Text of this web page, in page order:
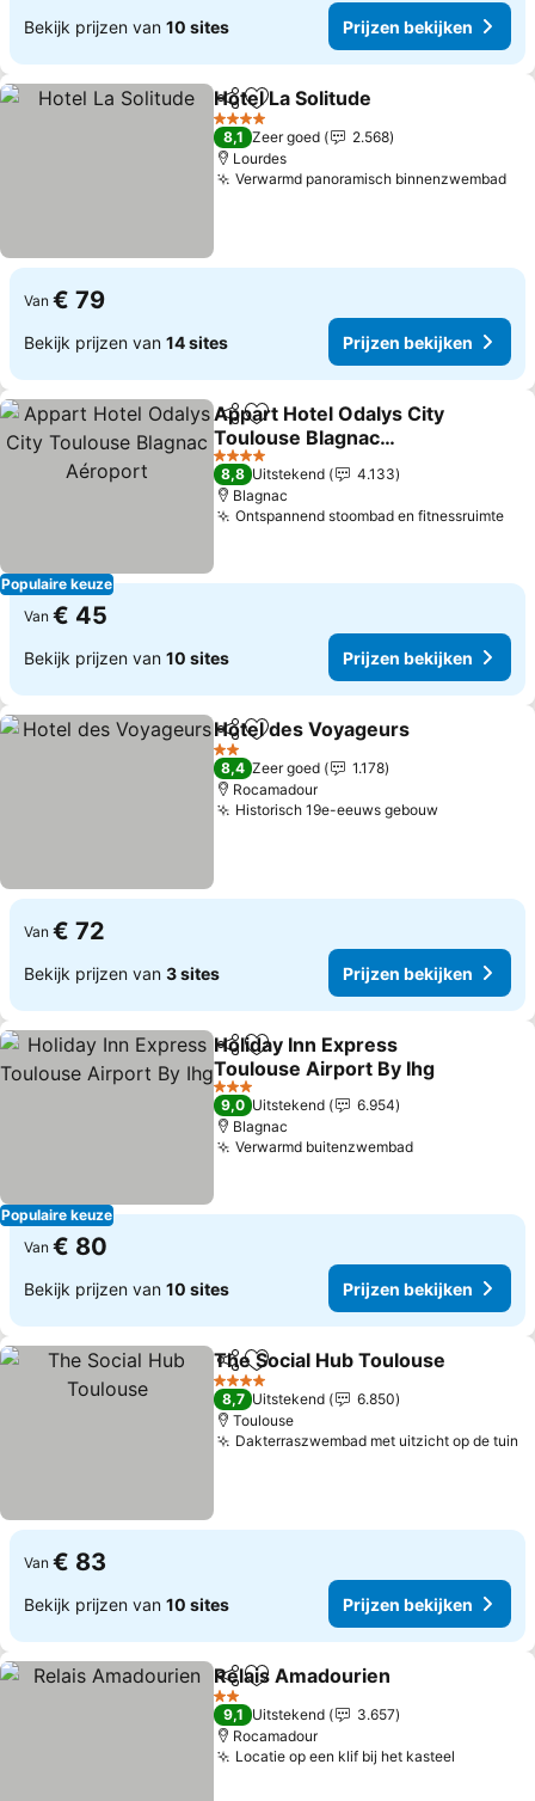
Bekijk prijzen van 10 sites Prijzen bekijken
DelenToevoegen aan favorieten
Hotel La Solitude
4 Sterren
8,1 Zeer goed
2.568
Lourdes
Verwarmd panoramisch binnenzwembad
Van € 79
Bekijk prijzen van 14 sites Prijzen bekijken
Populaire keuze
DelenToevoegen aan favorieten
Appart Hotel Odalys City
Toulouse Blagnac
Aéroport
Prijzen bekijken
4 Sterren
8,8 Uitstekend
4.133
Blagnac
Ontspannend stoombad en fitnessruimte
Van € 45
Bekijk prijzen van 10 sites Prijzen bekijken
DelenToevoegen aan favorieten
Hotel des Voyageurs
2 Sterren
8,4 Zeer goed
1.178
Rocamadour
Historisch 19e-eeuws gebouwPrijzen
Van € 72
Bekijk prijzen van 3 sites Prijzen bekijken
Populaire keuze
DelenToevoegen aan favorieten
Holiday Inn Express
Toulouse Airport By Ihg
Prijzen bekijken
3 Sterren
9,0 Uitstekend
6.954
Blagnac
Verwarmd buitenzwembadPrijzen
Van € 80
Bekijk prijzen van 10 sites Prijzen bekijken
DelenToevoegen aan favorieten
The Social Hub Toulouse
4 Sterren
8,7 Uitstekend
6.850
Toulouse
Dakterraszwembad met uitzicht op de tuin
Van € 83
Bekijk prijzen van 10 sites Prijzen bekijken
DelenToevoegen aan favorieten
Relais Amadourien
2 Sterren
9,1 Uitstekend
3.657
Rocamadour
Locatie op een klif bij het kasteel